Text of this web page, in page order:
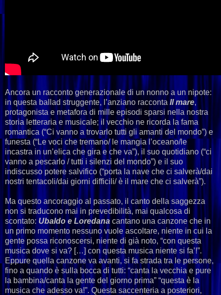
Ancora un racconto generazionale di un nonno a un nipote:
in questa ballad struggente, l’anziano racconta Il mare,
protagonista e metafora di mille episodi sparsi nella nostra
storia letteraria e musicale; il vecchio ne ricorda la fama
romantica (“Ci vanno a trovarlo tutti gli amanti del mondo”) e
funesta (“Le voci che tremano/ le mangia l’oceano/le
incastra in un’elica che gira e che va”), il suo quotidiano (“ci
vanno a pescarlo / tutti i silenzi del mondo”) e il suo
indiscusso potere salvifico (“porta la nave che ci salverà/dai
nostri tentacoli/dai giorni difficili/ è il mare che ci salverà”).
Ma questo ancoraggio al passato, il canto della saggezza
non si traducono mai in prevedibilità, mai qualcosa di
scontato: Ubaldo e Loredana cantano una canzone che in
un primo momento nessuno vuole ascoltare, niente in cui la
gente possa riconoscersi, niente di già noto, “con questa
musica dove si va? […] con questa musica niente si fa’!”.
Eppure quella canzone va avanti, si fa strada tra le persone,
fino a quando è sulla bocca di tutti: “canta la vecchia e pure
la bambina/canta la gente del giorno prima” “questa è la
musica che adesso va!”. Questa saccenteria a posteriori,